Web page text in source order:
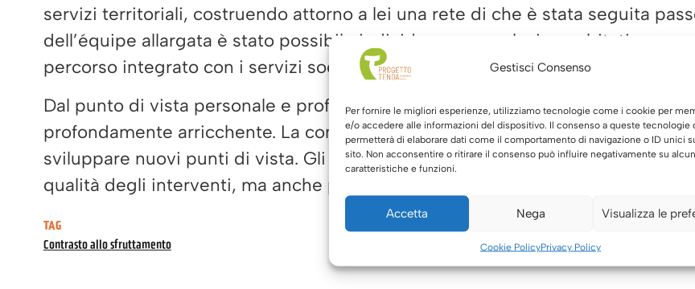
Gestisci Consenso
Per fornire le migliori esperienze, utilizziamo tecnologie come i cookie per
e/o accedere alle informazioni del dispositivo. Il consenso a queste tecnologie
permetterà di elaborare dati come il comportamento di navigazione o ID unici
sito. Non acconsentire o ritirare il consenso può influire negativamente su
caratteristiche e funzioni.
Accetta Nega Visualizza le
Cookie PolicyPrivacy Policy
servizi territoriali, costruendo attorno a lei una rete di che è stata seguita
dell’équipe allargata è stato possibile individuare una soluzione abitativa, a
percorso integrato con i servizi sociali, educativi e sanitari.
Dal punto di vista personale e professionale, Souad sottolinea come il lavoro
profondamente arricchente. La condivisione costante favorisce la fiducia
sviluppare nuovi punti di vista. Gli incontri dell’équipe allargata, in
qualità degli interventi, ma anche per la crescita umana e professionale delle
TAG
Contrasto allo sfruttamento